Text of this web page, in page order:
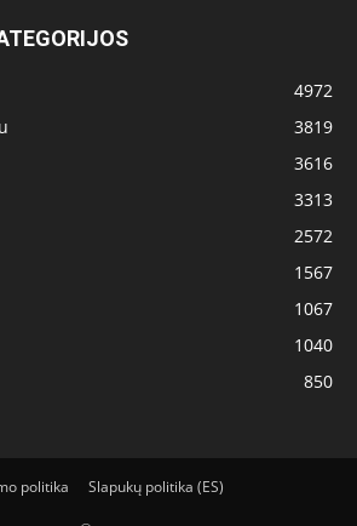
4972
3819
3616
3313
2572
1567
1067
1040
850
politika Slapukų politika (ES)